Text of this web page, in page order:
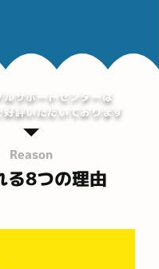
ルサポートセンターは
評いただいております
Reason
る8つの理由